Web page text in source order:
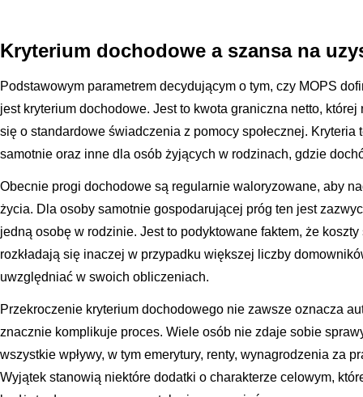
Kryterium dochodowe a szansa na
Podstawowym parametrem decydującym o tym, czy MOPS
jest kryterium dochodowe. Jest to kwota graniczna netto,
się o standardowe świadczenia z pomocy społecznej.
samotnie oraz inne dla osób żyjących w rodzinach, gdzie
Obecnie progi dochodowe są regularnie waloryzowane, aby
życia. Dla osoby samotnie gospodarującej próg ten jest
jedną osobę w rodzinie. Jest to podyktowane faktem, że
rozkładają się inaczej w przypadku większej liczby
uwzględniać w swoich obliczeniach.
Przekroczenie kryterium dochodowego nie zawsze oznacza
znacznie komplikuje proces. Wiele osób nie zdaje sobie
wszystkie wpływy, w tym emerytury, renty, wynagrodzenia za
Wyjątek stanowią niektóre dodatki o charakterze celowym,